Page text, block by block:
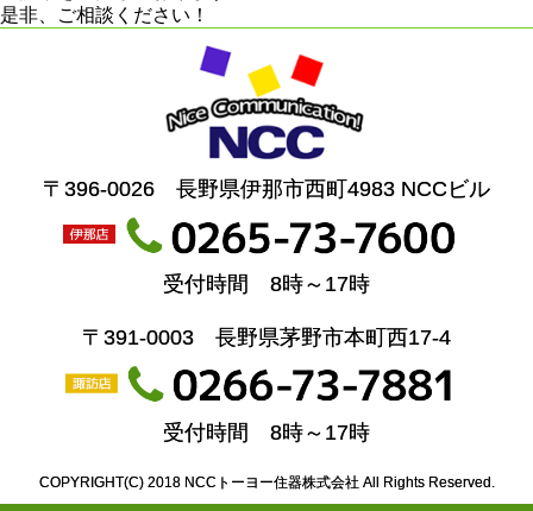
是非、ご相談ください！
〒396-0026 長野県伊那市西町4983 NCCビル
受付時間 8時～17時
〒391-0003 長野県茅野市本町西17-4
受付時間 8時～17時
COPYRIGHT(C) 2018 NCCトーヨー住器株式会社 All Rights Reserved.